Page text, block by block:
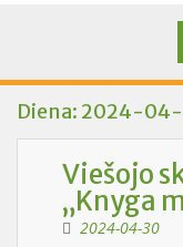
Diena: 2024-
Viešojo
„Knyga
2024-04-30